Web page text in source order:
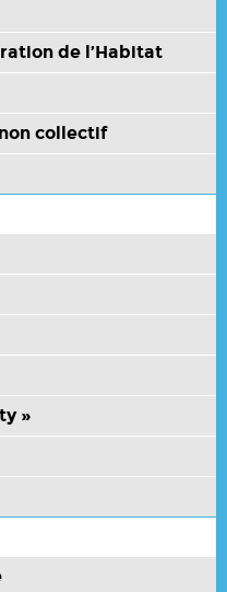
de l’Habitat
collectif
»